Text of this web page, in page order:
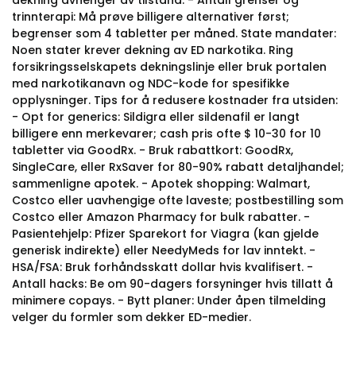
trinnterapi: Må prøve billigere alternativer først;
begrenser som 4 tabletter per måned. State mandater:
Noen stater krever dekning av ED narkotika. Ring
forsikringsselskapets dekningslinje eller bruk portalen
med narkotikanavn og NDC-kode for spesifikke
opplysninger. Tips for å redusere kostnader fra utsiden:
- Opt for generics: Sildigra eller sildenafil er langt
billigere enn merkevarer; cash pris ofte $ 10-30 for 10
tabletter via GoodRx. - Bruk rabattkort: GoodRx,
SingleCare, eller RxSaver for 80-90% rabatt detaljhandel;
sammenligne apotek. - Apotek shopping: Walmart,
Costco eller uavhengige ofte laveste; postbestilling som
Costco eller Amazon Pharmacy for bulk rabatter. -
Pasientehjelp: Pfizer Sparekort for Viagra (kan gjelde
generisk indirekte) eller NeedyMeds for lav inntekt. -
HSA/FSA: Bruk forhåndsskatt dollar hvis kvalifisert. -
Antall hacks: Be om 90-dagers forsyninger hvis tillatt å
minimere copays. - Bytt planer: Under åpen tilmelding
velger du formler som dekker ED-medier.